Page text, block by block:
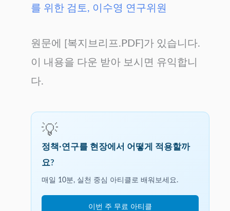
를 위한 검토, 이수영 연구위원
원문에 [복지브리프.PDF]가 있습니다.
이 내용을 다운 받아 보시면 유익합니
다.
💡
정책·연구를 현장에서 어떻게 적용할까
요?
매일 10분, 실천 중심 아티클로 배워보세요.
이번 주 무료 아티클